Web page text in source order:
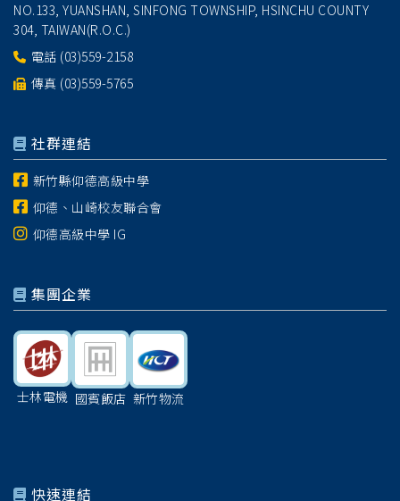
NO.133, YUANSHAN, SINFONG TOWNSHIP, HSINCHU COUNTY
304, TAIWAN(R.O.C.)
電話 (03)559-2158
傳真 (03)559-5765
社群連結
新竹縣仰德高級中學
仰德、山崎校友聯合會
仰德高級中學 IG
集團企業
士林電機 國賓飯店 新竹物流
快速連結